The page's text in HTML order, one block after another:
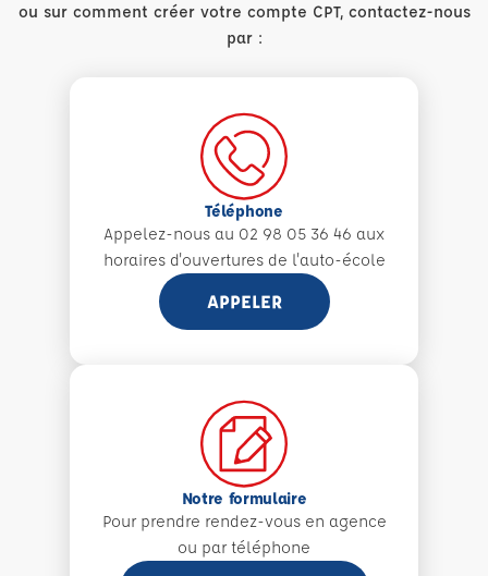
ou sur comment créer votre compte CPT, contactez-nous
par :
Téléphone
Appelez-nous au 02 98 05 36 46 aux
horaires d'ouvertures de l'auto-école
APPELER
Notre formulaire
Pour prendre rendez-vous en agence
ou par téléphone